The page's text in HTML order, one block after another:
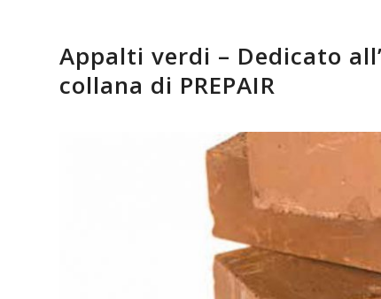
Appalti verdi – Dedicato
collana di PREPAIR